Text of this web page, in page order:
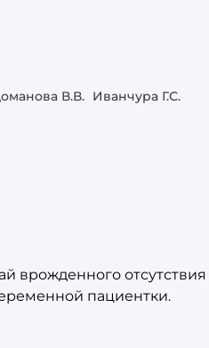
В.В. Иванчура Г.С.
врожденного
пациентки.